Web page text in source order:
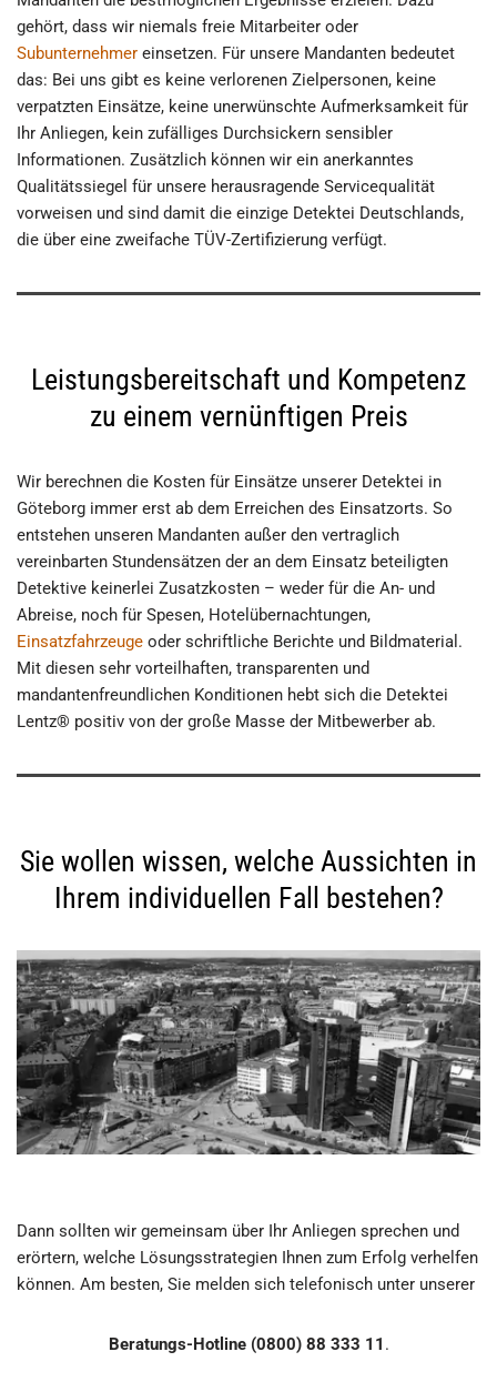
gehört, dass wir niemals freie Mitarbeiter oder
Subunternehmer einsetzen. Für unsere Mandanten bedeutet
das: Bei uns gibt es keine verlorenen Zielpersonen, keine
verpatzten Einsätze, keine unerwünschte Aufmerksamkeit für
Ihr Anliegen, kein zufälliges Durchsickern sensibler
Informationen. Zusätzlich können wir ein anerkanntes
Qualitätssiegel für unsere herausragende Servicequalität
vorweisen und sind damit die einzige Detektei Deutschlands,
die über eine zweifache TÜV-Zertifizierung verfügt.
Leistungsbereitschaft und Kompetenz
zu einem vernünftigen Preis
Wir berechnen die Kosten für Einsätze unserer Detektei in
Göteborg immer erst ab dem Erreichen des Einsatzorts. So
entstehen unseren Mandanten außer den vertraglich
vereinbarten Stundensätzen der an dem Einsatz beteiligten
Detektive keinerlei Zusatzkosten – weder für die An- und
Abreise, noch für Spesen, Hotelübernachtungen,
Einsatzfahrzeuge oder schriftliche Berichte und Bildmaterial.
Mit diesen sehr vorteilhaften, transparenten und
mandantenfreundlichen Konditionen hebt sich die Detektei
Lentz® positiv von der große Masse der Mitbewerber ab.
Sie wollen wissen, welche Aussichten in
Ihrem individuellen Fall bestehen?
Dann sollten wir gemeinsam über Ihr Anliegen sprechen und
erörtern, welche Lösungsstrategien Ihnen zum Erfolg verhelfen
können. Am besten, Sie melden sich telefonisch unter unserer
Beratungs-Hotline (0800) 88 333 11 .